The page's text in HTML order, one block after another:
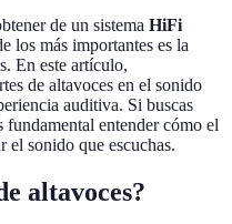
de un sistema HiFi
los más importantes es la
En este artículo,
de altavoces en el sonido
auditiva. Si buscas
entender cómo el
el sonido que escuchas.
altavoces?